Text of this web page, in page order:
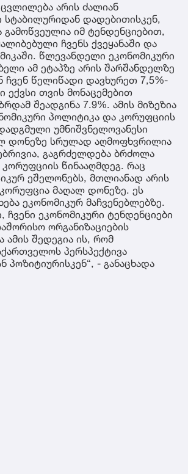
ცვლილება არის ძალიან
სტაბილურიდან დადებითისკენ,
გამოწვეულია იმ ტენდენციებით,
ჩვენს ქვეყანაში და
წლევანდელი ეკონომიკური
ამ ეტაპზე არის შარშანდელზე
ჩვენ წელიწადი დავხურეთ 7,5%-
ექვსი თვის მონაცემებით
შეადგინა 7.9%. ამის მიზეზია
პოლიტიკა და კორუფციის
უმნიშვნელოვანესი
დონეზე სრულად აღმოფხვრილია
გაგრძელდება ბრძოლა
წინააღმდეგ. რაც
ეშელონებს, მთლიანად არის
მაღალ დონეზე. ეს
ეკონომიკურ მაჩვენებლებზე.
ჩვენი ეკონომიკური ტენდენციები
ორგანიზაციების
ამის შედეგია ის, რომ
პერსპექტივა
პოზიტიურისკენ“, - განაცხადა